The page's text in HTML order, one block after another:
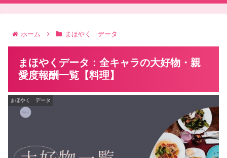
ホーム まほやく データ
まほやくデータ：全キャラの大好物・親
愛度報酬一覧【料理】
まほやく データ